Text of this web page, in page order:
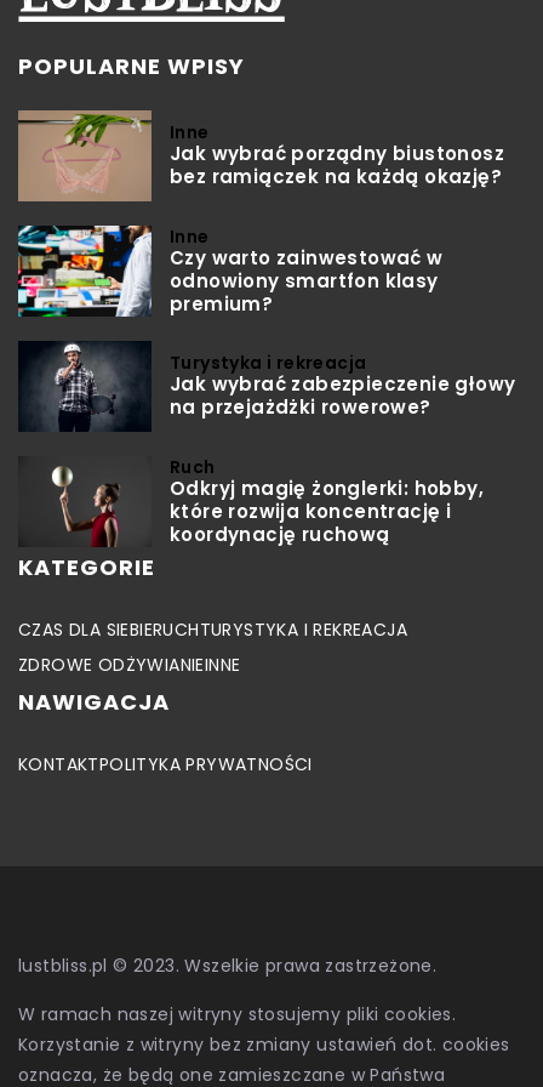
POPULARNE WPISY
Inne
Jak wybrać porządny biustonosz
bez ramiączek na każdą okazję?
Inne
Czy warto zainwestować w
odnowiony smartfon klasy
premium?
Turystyka i rekreacja
Jak wybrać zabezpieczenie głowy
na przejażdżki rowerowe?
Ruch
Odkryj magię żonglerki: hobby,
które rozwija koncentrację i
koordynację ruchową
KATEGORIE
CZAS DLA SIEBIERUCHTURYSTYKA I REKREACJA
ZDROWE ODŻYWIANIEINNE
NAWIGACJA
KONTAKTPOLITYKA PRYWATNOŚCI
lustbliss.pl © 2023. Wszelkie prawa zastrzeżone.
W ramach naszej witryny stosujemy pliki cookies.
Korzystanie z witryny bez zmiany ustawień dot. cookies
oznacza, że będą one zamieszczane w Państwa